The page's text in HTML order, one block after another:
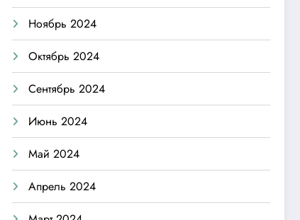
Ноябрь 2024
Октябрь 2024
Сентябрь 2024
Июнь 2024
Май 2024
Апрель 2024